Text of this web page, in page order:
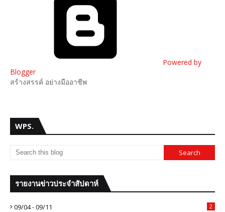
Powered by
Blogger
สร้างสรรค์ อย่างมืออาชีพ
WPS.
รายงานข่าวประจำสัปดาห์
09/04 - 09/11 2